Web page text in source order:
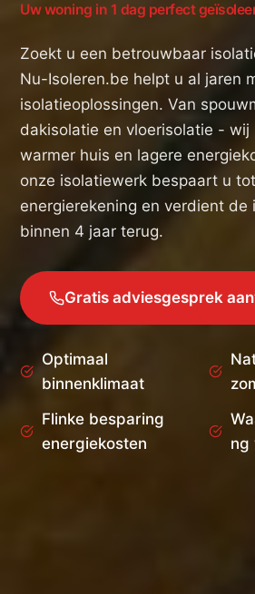
Uw woning in 1 dag perfect
Zoekt u een betrouwbaar
Nu-Isoleren.be helpt u al jaren
isolatieoplossingen. Van
dakisolatie en vloerisolatie - wij
warmer huis en lagere
onze isolatiewerk bespaart u
energierekening en verdient de
binnen 4 jaar terug.
Gratis adviesgesprek
Optimaal
binnenklimaat
Flinke besparing
energiekosten
ng